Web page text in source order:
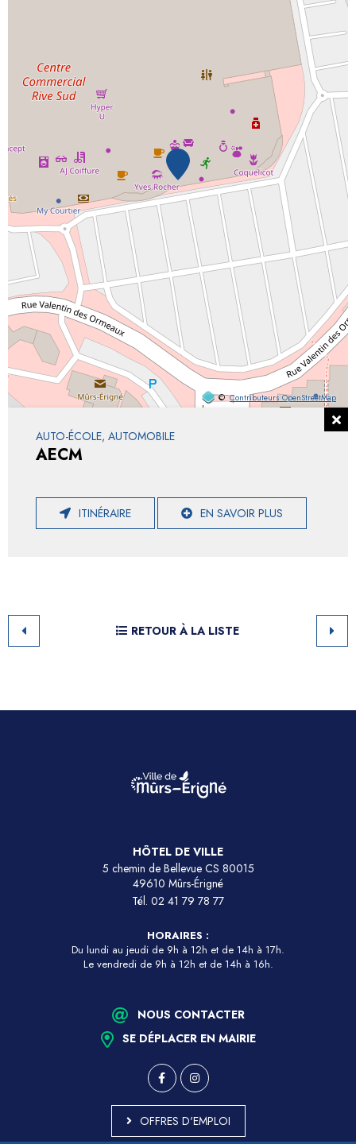
© Contributeurs OpenStreetMap
AUTO-ÉCOLE, AUTOMOBILE
AECM
ITINÉRAIRE EN SAVOIR PLUS
RETOUR À LA LISTE
HÔTEL DE VILLE
5 chemin de Bellevue CS 80015
49610 Mûrs-Érigné
Tél. 02 41 79 78 77
HORAIRES :
Du lundi au jeudi de 9h à 12h et de 14h à 17h.
Le vendredi de 9h à 12h et de 14h à 16h.
NOUS CONTACTER
SE DÉPLACER EN MAIRIE
OFFRES D'EMPLOI